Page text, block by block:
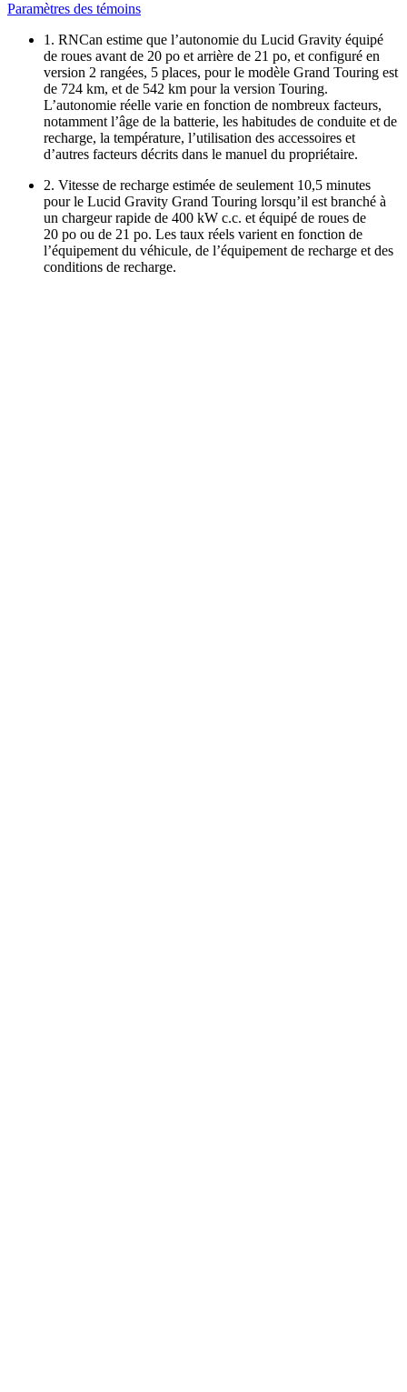
Paramètres des témoins
1. RNCan estime que l’autonomie du Lucid Gravity équipé
de roues avant de 20 po et arrière de 21 po, et configuré en
version 2 rangées, 5 places, pour le modèle Grand Touring est
de 724 km, et de 542 km pour la version Touring.
L’autonomie réelle varie en fonction de nombreux facteurs,
notamment l’âge de la batterie, les habitudes de conduite et de
recharge, la température, l’utilisation des accessoires et
d’autres facteurs décrits dans le manuel du propriétaire.
2. Vitesse de recharge estimée de seulement 10,5 minutes
pour le Lucid Gravity Grand Touring lorsqu’il est branché à
un chargeur rapide de 400 kW c.c. et équipé de roues de
20 po ou de 21 po. Les taux réels varient en fonction de
l’équipement du véhicule, de l’équipement de recharge et des
conditions de recharge.